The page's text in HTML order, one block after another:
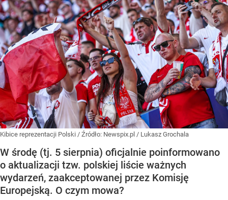
Kibice reprezentacji Polski / Źródło: Newspix.pl / Lukasz Grochala
W środę (tj. 5 sierpnia) oficjalnie poinformowano
o aktualizacji tzw. polskiej liście ważnych
wydarzeń, zaakceptowanej przez Komisję
Europejską. O czym mowa?